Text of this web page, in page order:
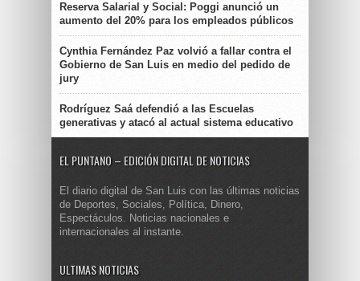
Reserva Salarial y Social: Poggi anunció un
aumento del 20% para los empleados públicos
Cynthia Fernández Paz volvió a fallar contra el
Gobierno de San Luis en medio del pedido de
jury
Rodríguez Saá defendió a las Escuelas
generativas y atacó al actual sistema educativo
EL PUNTANO – EDICIÓN DIGITAL DE NOTICIAS
El diario digital de San Luis con las últimas noticias
de Deportes, Sociales, Política, Dinero,
Espectáculos. Noticias nacionales e
internacionales al instante.
ULTIMAS NOTICIAS